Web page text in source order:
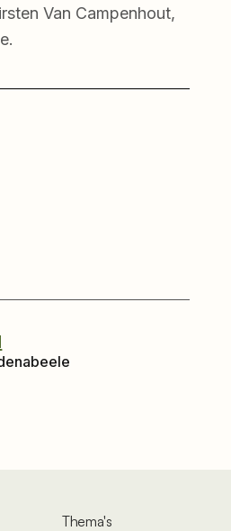
Van Campenhout,
Thema's